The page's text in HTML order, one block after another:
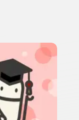
或關鍵字